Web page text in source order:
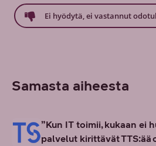
Ei hyödytä, ei vastannut
Samasta aiheesta
”Kun IT toimii, kukaan ei
palvelut kirittävät TTS:ää